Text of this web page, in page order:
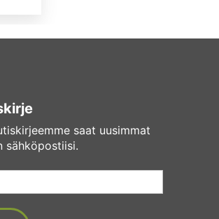
saat uusimmat
sähköpostiisi.